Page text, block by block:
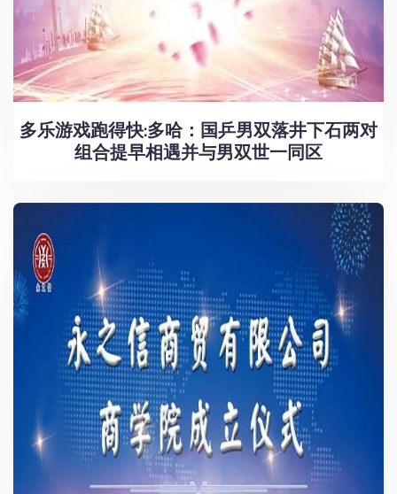
多乐游戏跑得快:多哈：国乒男双落井下石两对
组合提早相遇并与男双世一同区